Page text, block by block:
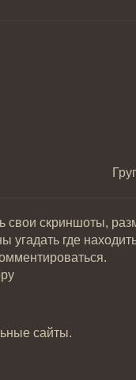
скриншоты,
угадать где
сайты.